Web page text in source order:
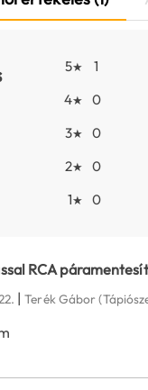
5★
1
4★
0
3★
0
2★
0
1★ 0
RCA
|Terék Gábor